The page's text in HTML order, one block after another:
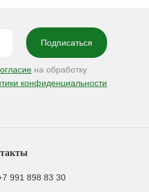
на обработку
конфиденциальности
991 898 83 30